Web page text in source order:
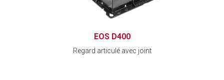
EOS D400
Regard articulé avec joint